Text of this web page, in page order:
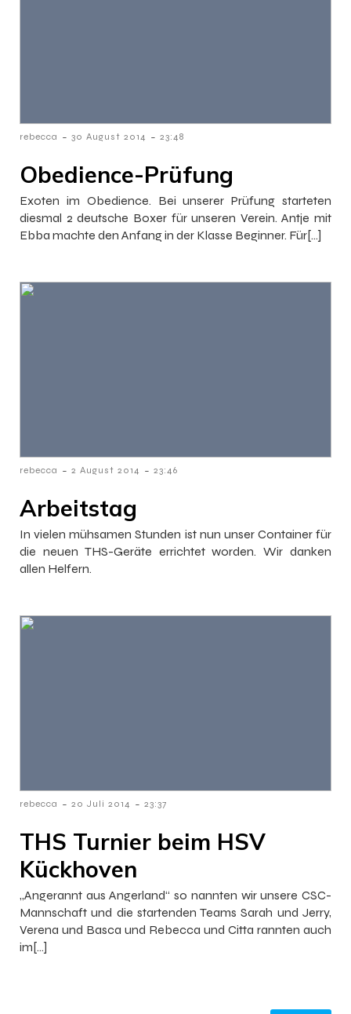
rebecca - 30 August 2014 - 23:48
Obedience-Prüfung
Exoten im Obedience. Bei unserer Prüfung starteten
diesmal 2 deutsche Boxer für unseren Verein. Antje mit
Ebba machte den Anfang in der Klasse Beginner. Für[…]
rebecca - 2 August 2014 - 23:46
Arbeitstag
In vielen mühsamen Stunden ist nun unser Container für
die neuen THS-Geräte errichtet worden. Wir danken
allen Helfern.
rebecca - 20 Juli 2014 - 23:37
THS Turnier beim HSV
Kückhoven
„Angerannt aus Angerland“ so nannten wir unsere CSC-
Mannschaft und die startenden Teams Sarah und Jerry,
Verena und Basca und Rebecca und Citta rannten auch
im[…]